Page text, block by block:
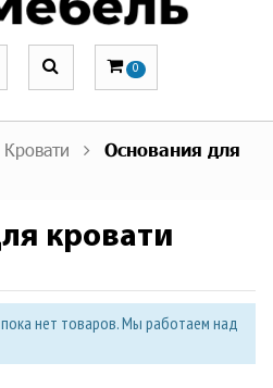
0
Кровати
Основания для
кровати
нет товаров. Мы работаем над